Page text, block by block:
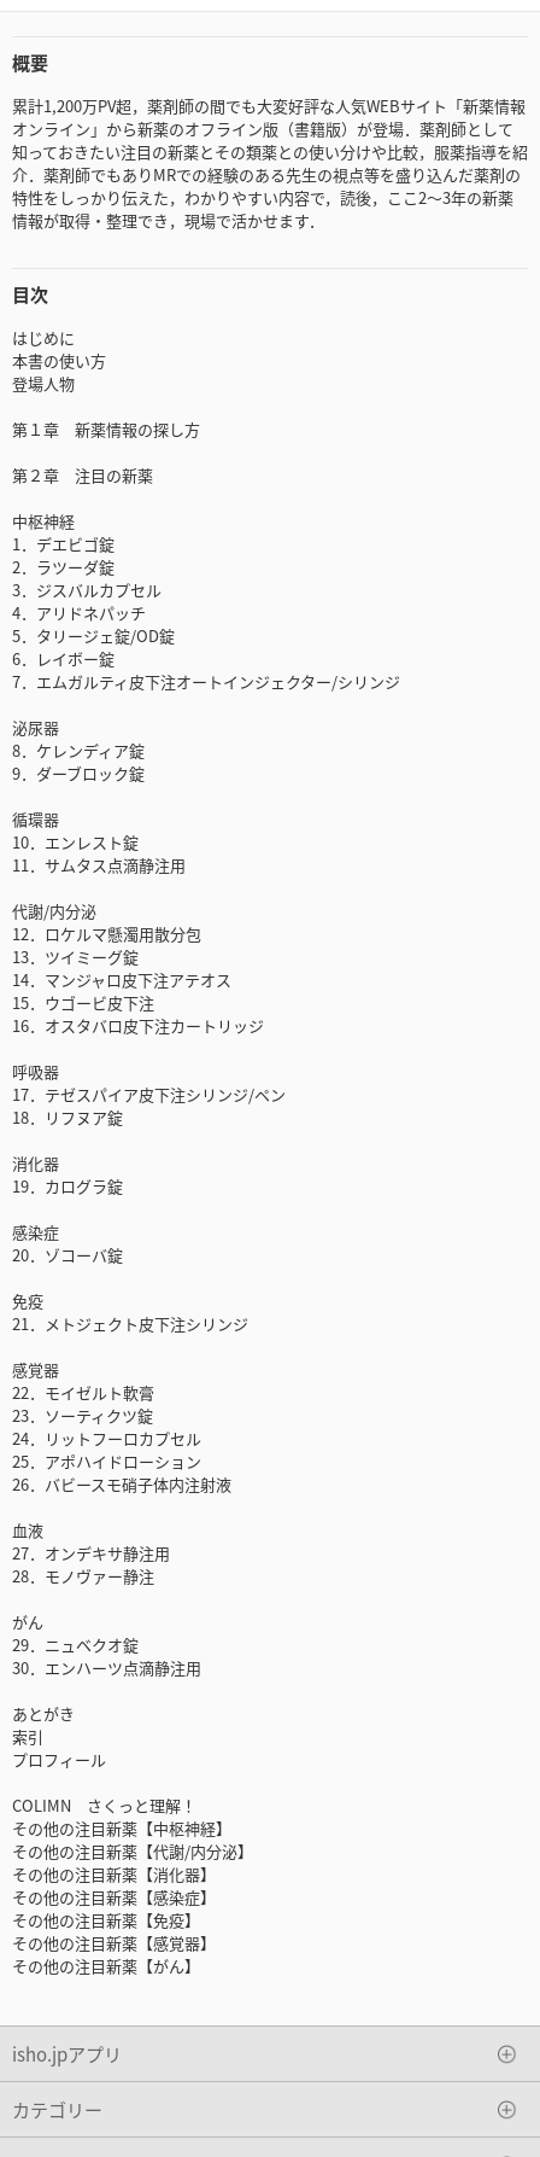
概要
累計1,200万PV超，薬剤師の間でも大変好評な人気WEBサイト「新薬情報
オンライン」から新薬のオフライン版（書籍版）が登場．薬剤師として
知っておきたい注目の新薬とその類薬との使い分けや比較，服薬指導を紹
介．薬剤師でもありMRでの経験のある先生の視点等を盛り込んだ薬剤の
特性をしっかり伝えた，わかりやすい内容で，読後，ここ2～3年の新薬
情報が取得・整理でき，現場で活かせます．
目次
はじめに
本書の使い方
登場人物
第１章 新薬情報の探し方
第２章 注目の新薬
中枢神経
1．デエビゴ錠
2．ラツーダ錠
3．ジスバルカプセル
4．アリドネパッチ
5．タリージェ錠/OD錠
6．レイボー錠
7．エムガルティ皮下注オートインジェクター/シリンジ
泌尿器
8．ケレンディア錠
9．ダーブロック錠
循環器
10．エンレスト錠
11．サムタス点滴静注用
代謝/内分泌
12．ロケルマ懸濁用散分包
13．ツイミーグ錠
14．マンジャロ皮下注アテオス
15．ウゴービ皮下注
16．オスタバロ皮下注カートリッジ
呼吸器
17．テゼスパイア皮下注シリンジ/ペン
18．リフヌア錠
消化器
19．カログラ錠
感染症
20．ゾコーバ錠
免疫
21．メトジェクト皮下注シリンジ
感覚器
22．モイゼルト軟膏
23．ソーティクツ錠
24．リットフーロカプセル
25．アポハイドローション
26．バビースモ硝子体内注射液
血液
27．オンデキサ静注用
28．モノヴァー静注
がん
29．ニュベクオ錠
30．エンハーツ点滴静注用
あとがき
索引
プロフィール
COLIMN さくっと理解！
その他の注目新薬【中枢神経】
その他の注目新薬【代謝/内分泌】
その他の注目新薬【消化器】
その他の注目新薬【感染症】
その他の注目新薬【免疫】
その他の注目新薬【感覚器】
その他の注目新薬【がん】
isho.jpアプリ
カテゴリー